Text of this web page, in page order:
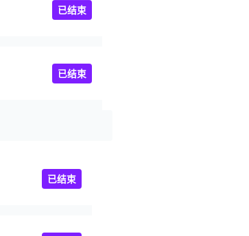
已结束
已结束
已结束